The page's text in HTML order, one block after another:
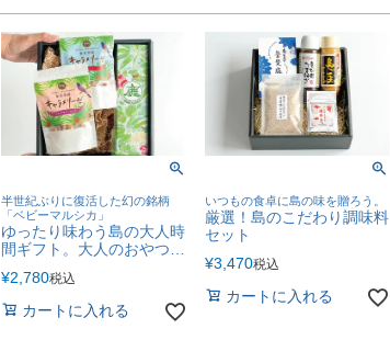
半世紀ぶりに復活した幻の銘柄
「ベビーマルシカ」
ゆったり味わう島の大人時
間ギフト。大人のおやつと
¥2,780税込
カートに入れる
いつもの食卓に島の味を贈ろう。
厳選！島のこだわり調味料
セット
¥3,470税込
カートに入れる